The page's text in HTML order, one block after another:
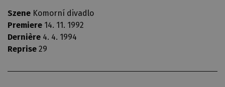
Szene Komorní divadlo
Premiere 14. 11. 1992
Dernière 4. 4. 1994
Reprise 29